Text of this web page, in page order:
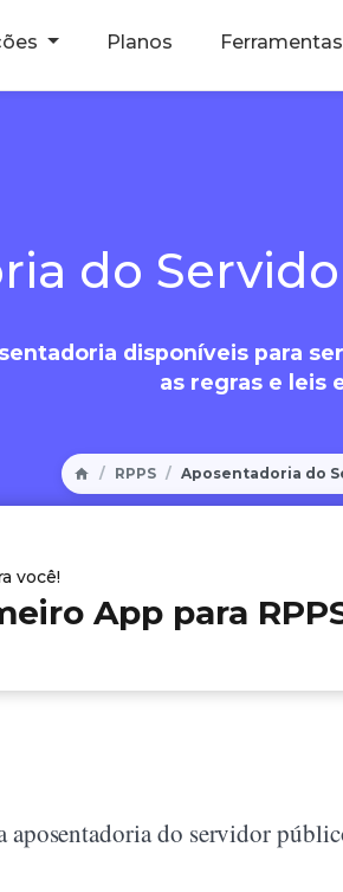
Planos
do
disponíveis para
as regras e leis
RPPS Aposentadoria do
você!
App para
aposentadoria do servidor